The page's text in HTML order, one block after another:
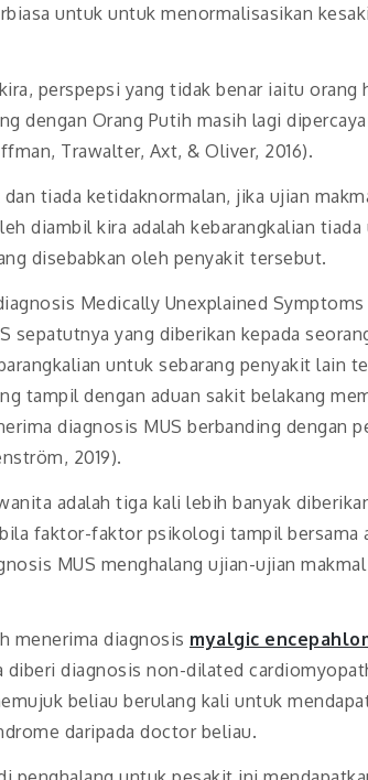
untuk untuk menormalisasikan
perspepsi yang tidak benar iaitu orang
dengan Orang Putih masih lagi
Trawalter, Axt, & Oliver, 2016).
tiada ketidaknormalan, jika ujian
diambil kira adalah kebarangkalian tiada
disebabkan oleh penyakit tersebut.
Medically Unexplained
sepatutnya yang diberikan kepada
untuk sebarang penyakit lain
tampil dengan aduan sakit belakang
diagnosis MUS berbanding dengan
2019).
adalah tiga kali lebih banyak
faktor-faktor psikologi tampil bersama
MUS menghalang ujian-ujian
menerima diagnosis myalgic
diagnosis non-dilated
beliau berulang kali untuk
daripada doctor beliau.